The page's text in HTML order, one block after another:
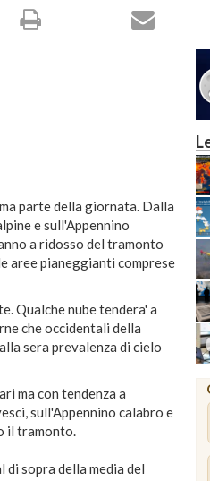
parte della giornata. Dalla
e sull'Appennino
a ridosso del tramonto
aree pianeggianti comprese
Qualche nube tendera' a
che occidentali della
sera prevalenza di cielo
ma con tendenza a
sull'Appennino calabro e
il tramonto.
di sopra della media del